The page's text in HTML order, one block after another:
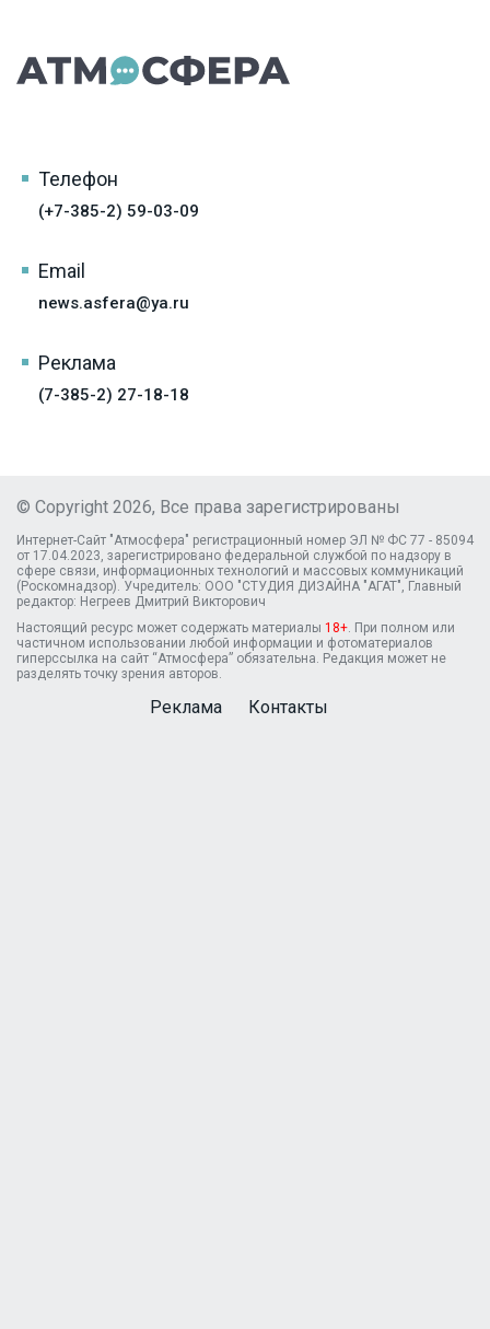
Телефон
(+7-385-2) 59-03-09
Email
news.asfera@ya.ru
Реклама
(7-385-2) 27-18-18
© Copyright 2026, Все права зарегистрированы
Интернет-Сайт "Атмосфера" регистрационный номер ЭЛ № ФС 77 - 85094
от 17.04.2023, зарегистрировано федеральной службой по надзору в
сфере связи, информационных технологий и массовых коммуникаций
(Роскомнадзор). Учредитель: ООО "СТУДИЯ ДИЗАЙНА "АГАТ", Главный
редактор: Негреев Дмитрий Викторович
Настоящий ресурс может содержать материалы 18+ . При полном или
частичном использовании любой информации и фотоматериалов
гиперссылка на сайт “Атмосфера” обязательна. Редакция может не
разделять точку зрения авторов.
Реклама Контакты